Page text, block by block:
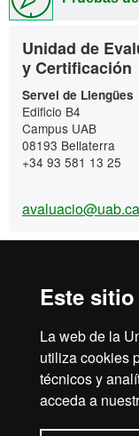
Este
La web de la
utiliza cookies
técnicos y
acceda a
Contacto
Unidad de
y Certificación
Servei de Llengües
Edificio B4
Campus UAB
08193 Bellaterra
+34 93 581 13 25